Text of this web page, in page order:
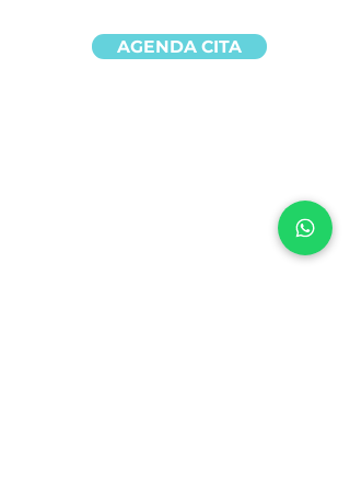
AGENDA CITA